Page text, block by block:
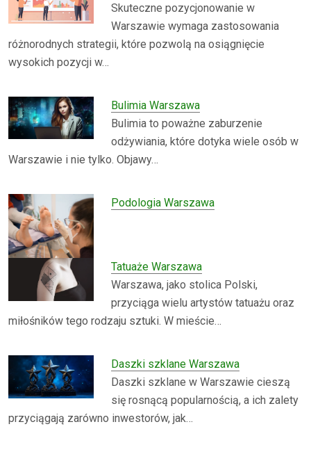
Skuteczne pozycjonowanie w
Warszawie wymaga zastosowania
różnorodnych strategii, które pozwolą na osiągnięcie
wysokich pozycji w…
Bulimia Warszawa
Bulimia to poważne zaburzenie
odżywiania, które dotyka wiele osób w
Warszawie i nie tylko. Objawy…
Podologia Warszawa
Tatuaże Warszawa
Warszawa, jako stolica Polski,
przyciąga wielu artystów tatuażu oraz
miłośników tego rodzaju sztuki. W mieście…
Daszki szklane Warszawa
Daszki szklane w Warszawie cieszą
się rosnącą popularnością, a ich zalety
przyciągają zarówno inwestorów, jak…